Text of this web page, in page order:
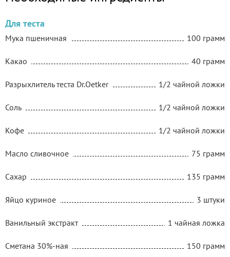
Для теста
Мука пшеничная 100 грамм
Какао 40 грамм
Разрыхлитель теста Dr.Oetker 1/2 чайной ложки
Соль 1/2 чайной ложки
Кофе 1/2 чайной ложки
Масло сливочное 75 грамм
Сахар 135 грамм
Яйцо куриное 3 штуки
Ванильный экстракт 1 чайная ложка
Сметана 30%-ная 150 грамм